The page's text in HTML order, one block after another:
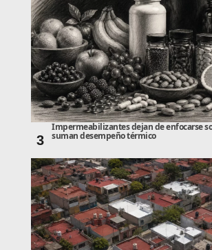
3
Impermeabilizantes dejan de enfocarse
suman desempeño térmico